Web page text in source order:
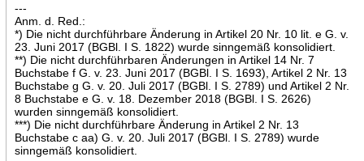
---
Anm. d. Red.:
*) Die nicht durchführbare Änderung in Artikel 20 Nr. 10 lit. e G. v.
23. Juni 2017 (BGBl. I S. 1822) wurde sinngemäß konsolidiert.
**) Die nicht durchführbaren Änderungen in Artikel 14 Nr. 7
Buchstabe f G. v. 23. Juni 2017 (BGBl. I S. 1693), Artikel 2 Nr. 13
Buchstabe g G. v. 20. Juli 2017 (BGBl. I S. 2789) und Artikel 2 Nr.
8 Buchstabe e G. v. 18. Dezember 2018 (BGBl. I S. 2626)
wurden sinngemäß konsolidiert.
***) Die nicht durchführbare Änderung in Artikel 2 Nr. 13
Buchstabe c aa) G. v. 20. Juli 2017 (BGBl. I S. 2789) wurde
sinngemäß konsolidiert.